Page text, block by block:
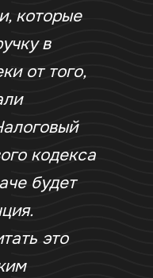
которые
в
от того,
кодекса
будет
это